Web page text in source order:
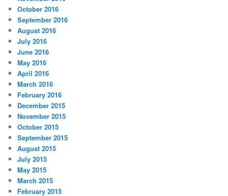
October 2016
September 2016
August 2016
July 2016
June 2016
May 2016
April 2016
March 2016
February 2016
December 2015
November 2015
October 2015
September 2015
August 2015
July 2015
May 2015
March 2015
February 2015